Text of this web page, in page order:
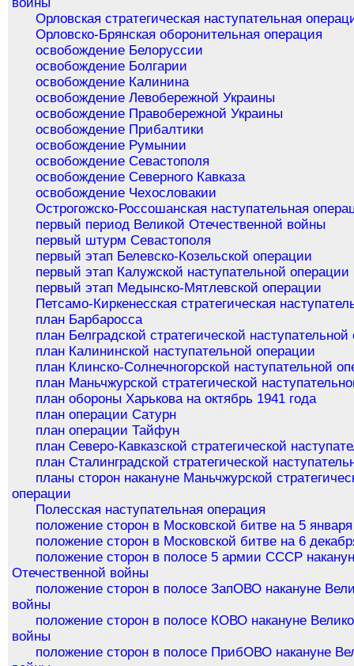
войны
Орловская стратегическая наступательная
Орловско-Брянская оборонительная операция
освобождение Белоруссии
освобождение Болгарии
освобождение Калинина
освобождение Левобережной Украины
освобождение Правобережной Украины
освобождение Прибалтики
освобождение Румынии
освобождение Севастополя
освобождение Северного Кавказа
освобождение Чехословакии
Острогожско-Россошанская наступательная
первый период Великой Отечественной войны
первый штурм Севастополя
первый этап Белевско-Козельской операции
первый этап Калужской наступательной операции
первый этап Медынско-Мятлевской операции
Петсамо-Киркенесская стратегическая
план Барбаросса
план Белградской стратегической
план Калининской наступательной операции
план Клинско-Солнечногорской наступательной
план Маньчжурской стратегической
план обороны Харькова на октябрь 1941 года
план операции Сатурн
план операции Тайфун
план Северо-Кавказской стратегической
план Сталинградской стратегической
планы сторон накануне Маньчжурской
операции
Полесская наступательная операция
положение сторон в Московской битве на 5
положение сторон в Московской битве на 6
положение сторон в полосе 5 армии СССР
Отечественной войны
положение сторон в полосе ЗапОВО накануне
войны
положение сторон в полосе КОВО накануне
войны
положение сторон в полосе ПрибОВО накануне